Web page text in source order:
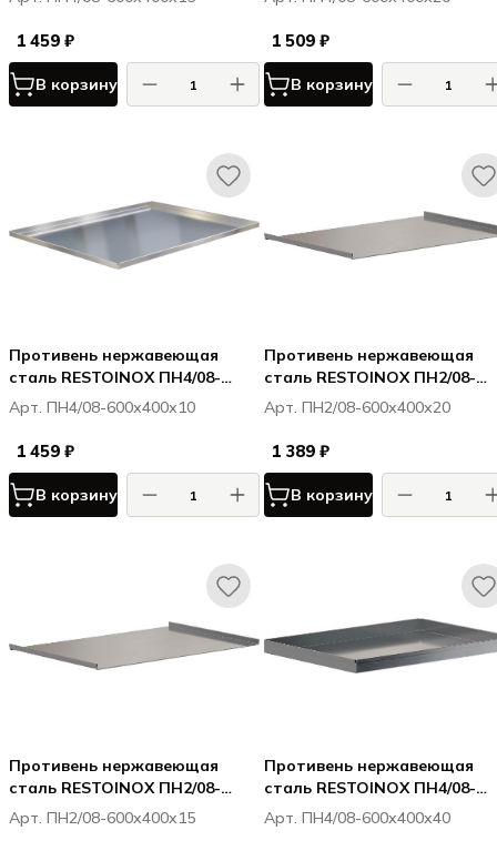
1 459 ₽
В корзину
1 509 ₽
В корзину
Противень нержавеющая
сталь RESTOINOX ПН4/08-
600х400х10
Арт. ПН4/08-600х400х10
1 459 ₽
В корзину
Противень нержавеющая
сталь RESTOINOX ПН2/08-
600х400х20 2 борта по
стороне 600
Арт. ПН2/08-600х400х20
1 389 ₽
В корзину
Противень нержавеющая
сталь RESTOINOX ПН2/08-
600х400х15 2 борта по
стороне 400
Арт. ПН2/08-600х400х15
Противень нержавеющая
сталь RESTOINOX ПН4/08-
600х400х40
Арт. ПН4/08-600х400х40